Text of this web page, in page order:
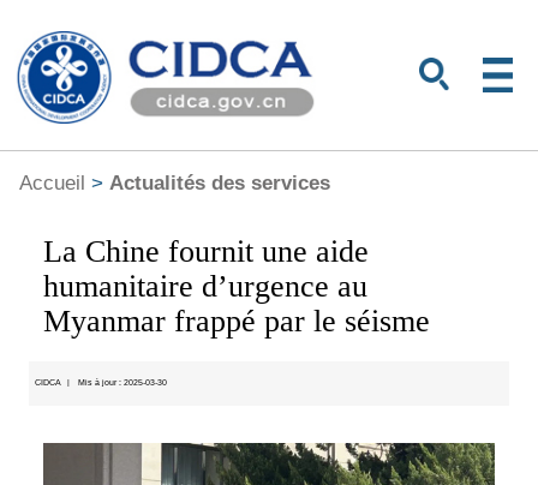
Accueil > Actualités des services
La Chine fournit une aide
humanitaire d’urgence au
Myanmar frappé par le séisme
CIDCA | Mis à jour : 2025-03-30